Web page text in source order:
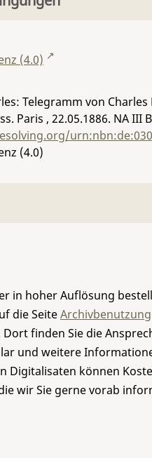
(4.0)
Telegramm von
Paris , 22.05.1886. NA III
(4.0)
in hoher Auflösung
die SeiteArchivbenutzung
finden Sie die
und weitere
Digitalisaten können
wir Sie gerne vorab